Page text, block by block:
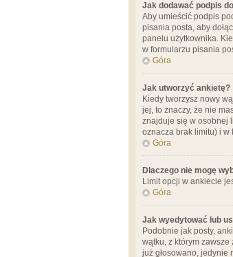
Jak dodawać podpis
Aby umieścić podpis
pisania posta, aby
panelu użytkownika.
w formularzu pisania
Góra
Jak utworzyć ankietę?
Kiedy tworzysz nowy
jej, to znaczy, że nie
znajduje się w osobnej
oznacza brak limitu) i w
Góra
Dlaczego nie mogę
Limit opcji w ankiecie
Góra
Jak wyedytować lub
Podobnie jak posty,
wątku, z którym
już głosowano, jedynie